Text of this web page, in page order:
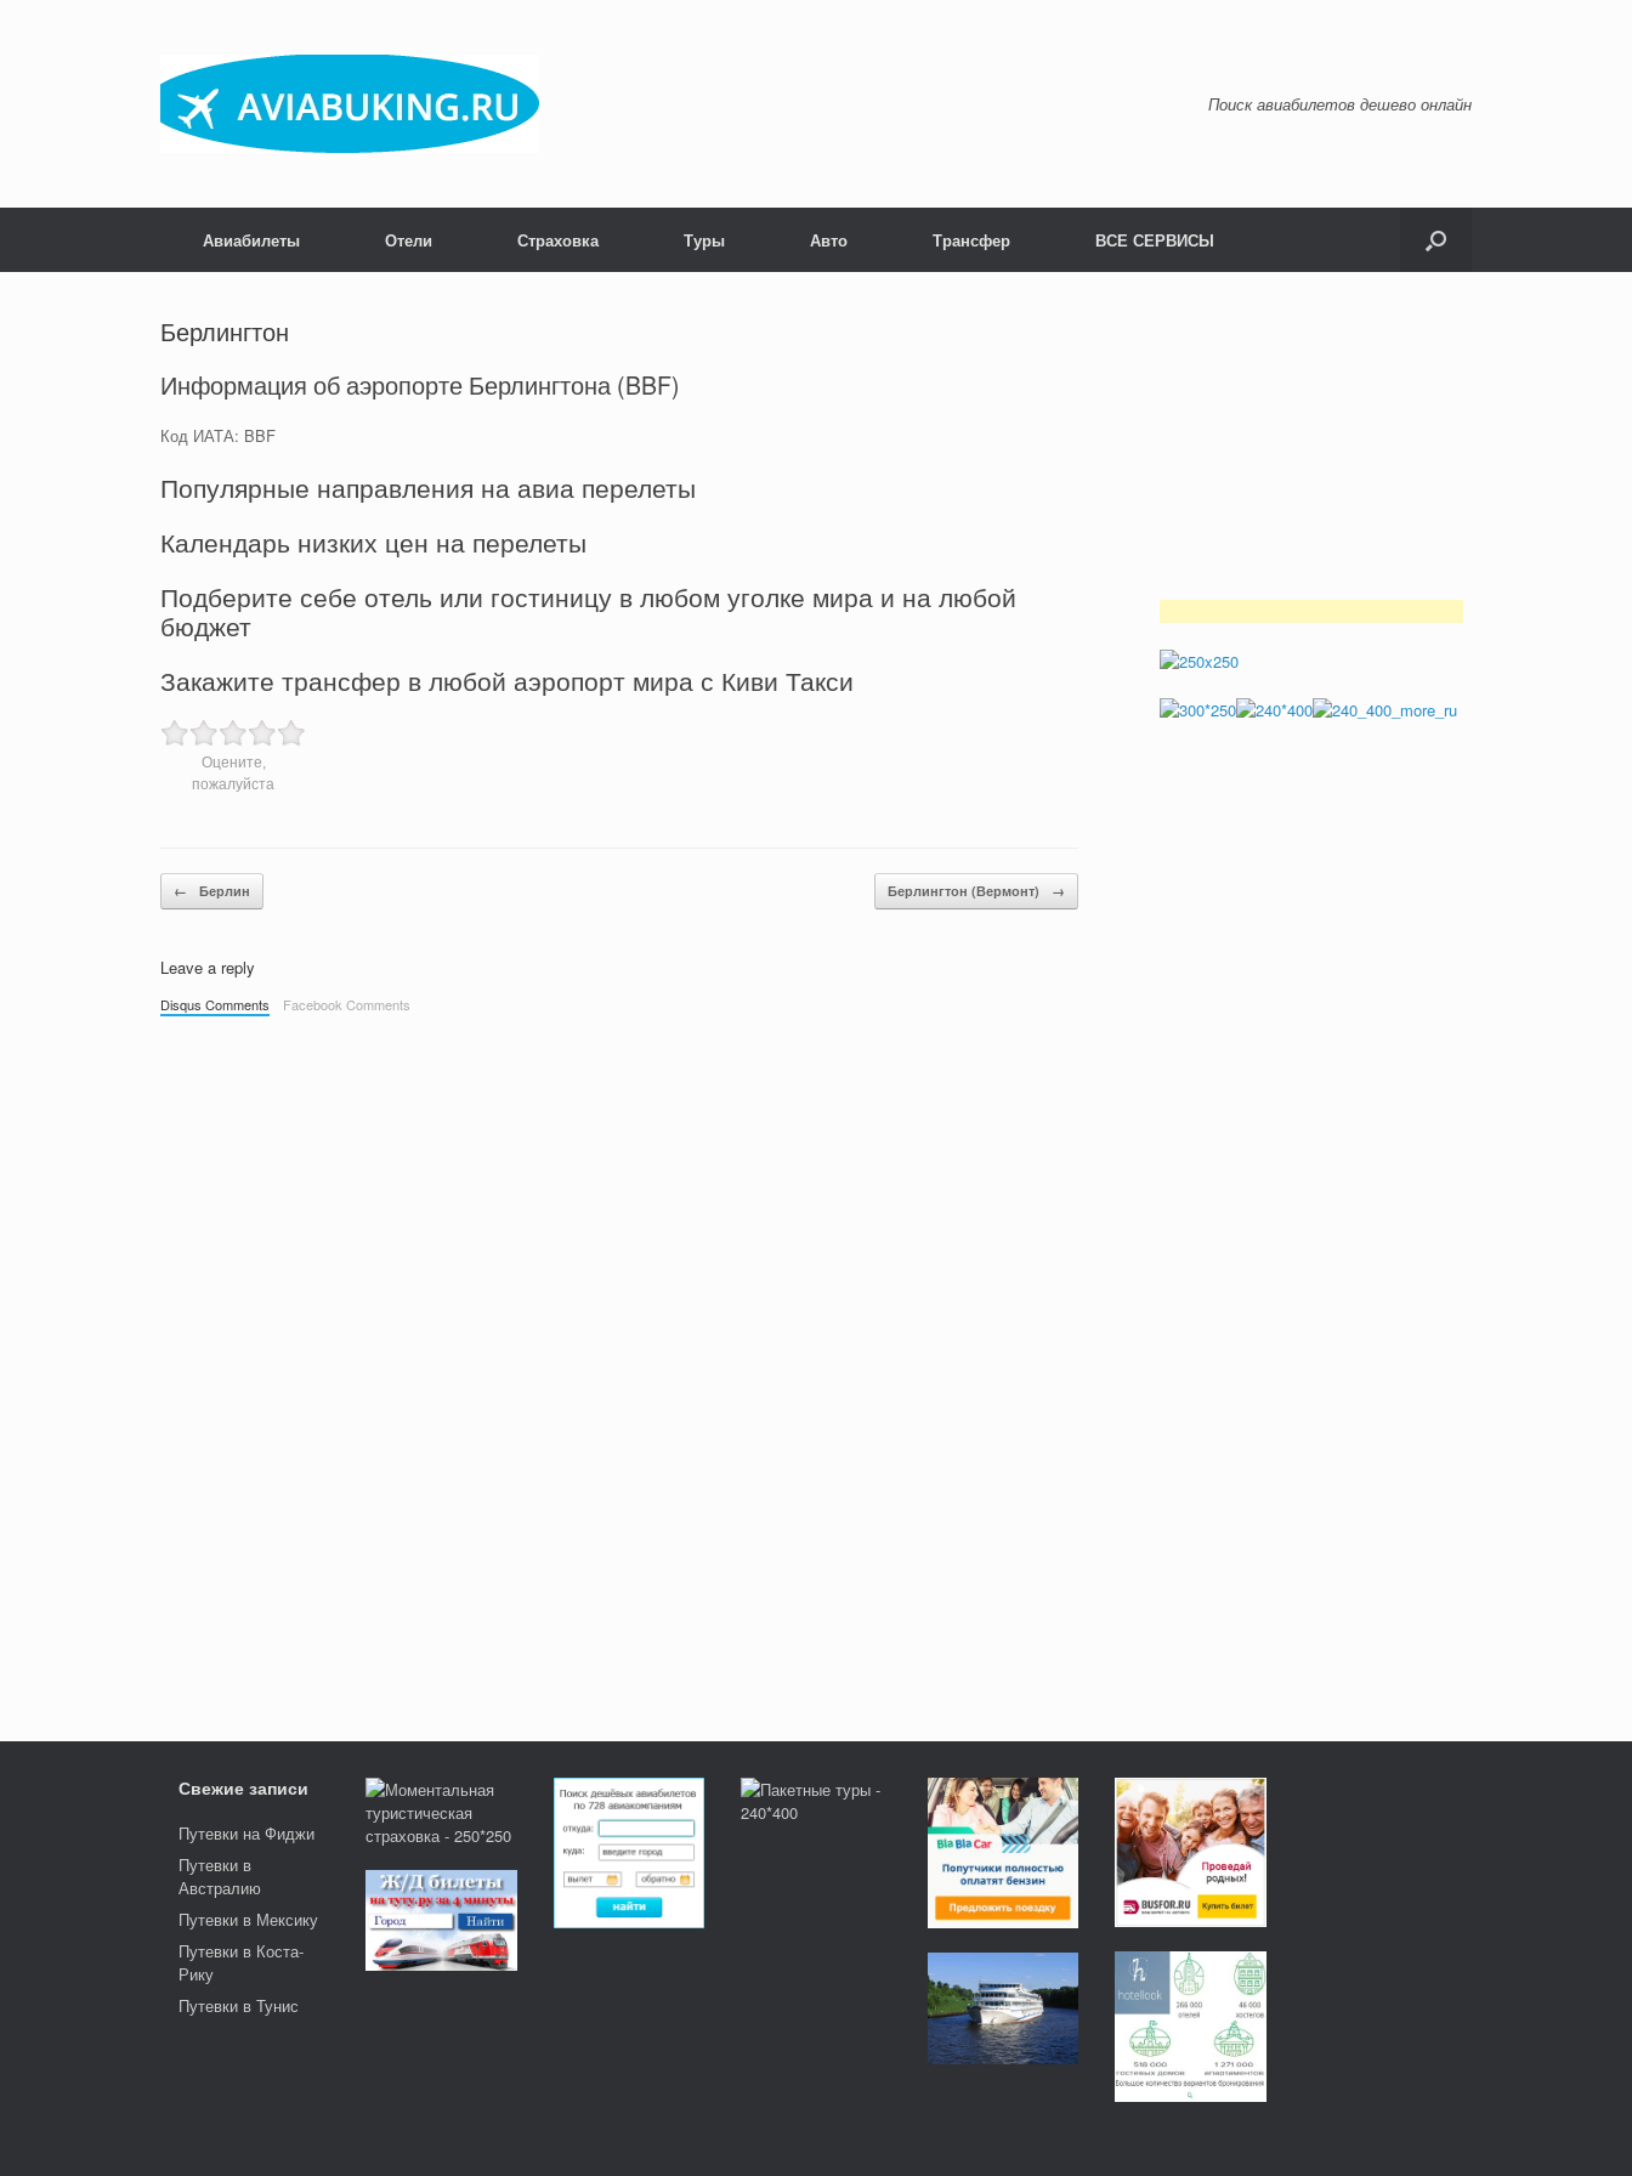
Поиск авиабилетов дешево онлайн
Авиабилеты Отели Страховка Туры Авто Трансфер ВСЕ СЕРВИСЫ
Берлингтон
Информация об аэропорте Берлингтона (BBF)
Код ИАТА: BBF
Популярные направления на авиа перелеты
Календарь низких цен на перелеты
Подберите себе отель или гостиницу в любом уголке мира и на любой
бюджет
Закажите трансфер в любой аэропорт мира с Киви Такси
Оцените,
пожалуйста
Post navigation
← Берлин Берлингтон (Вермонт) →
Leave a reply
Disqus Comments Facebook Comments
Свежие записи
Путевки на Фиджи
Путевки в
Австралию
Путевки в Мексику
Путевки в Коста-
Рику
Путевки в Тунис